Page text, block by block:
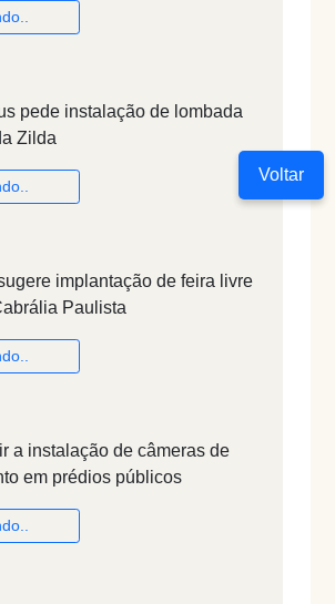
Voltar
pede instalação de lombada
Zilda
implantação de feira livre
Paulista
a instalação de câmeras de
em prédios públicos